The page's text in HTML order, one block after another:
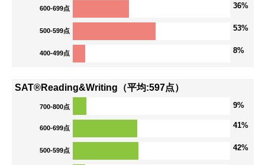
600-699点 36%
500-599点 53%
400-499点 8%
SAT®Reading&Writing（平均:597点）
700-800点 9%
600-699点 41%
500-599点 42%